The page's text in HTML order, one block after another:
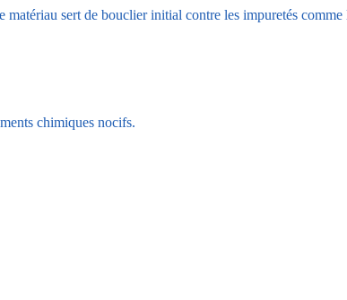
sert de bouclier initial contre les impuretés
chimiques nocifs.